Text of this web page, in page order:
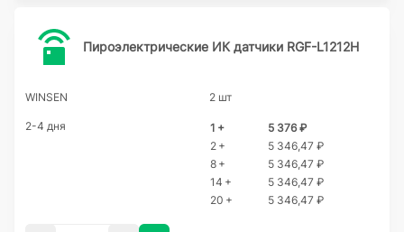
Пироэлектрические ИК датчики RGF-L1212H
WINSEN 2 шт
2-4 дня 1 +
5 376 ₽
2 +
5 346,47 ₽
8 +
5 346,47 ₽
14 +
5 346,47 ₽
20 +
5 346,47 ₽